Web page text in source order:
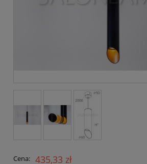
Cena: 435,33 zł